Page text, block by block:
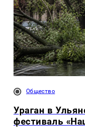
Общество
Ураган в
фестиваль